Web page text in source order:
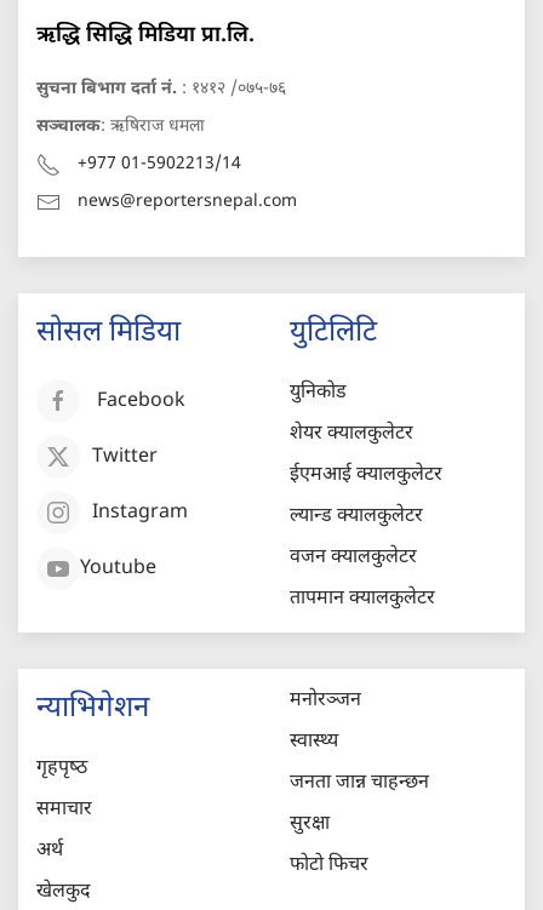
ऋद्धि सिद्धि मिडिया प्रा.लि.
सुचना बिभाग दर्ता नं. : १४१२ /०७५-७६
सञ्चालक: ऋषिराज धमला
+977 01-5902213/14
news@reportersnepal.com
सोसल मिडिया
Facebook
Twitter
Instagram
Youtube
युटिलिटि
युनिकोड
शेयर क्यालकुलेटर
ईएमआई क्यालकुलेटर
ल्यान्ड क्यालकुलेटर
वजन क्यालकुलेटर
तापमान क्यालकुलेटर
न्याभिगेशन
गृहपृष्‍ठ
समाचार
अर्थ
खेलकुद
मनोरञ्जन
स्वास्थ्य
जनता जान्न चाहन्छन
सुरक्षा
फोटो फिचर